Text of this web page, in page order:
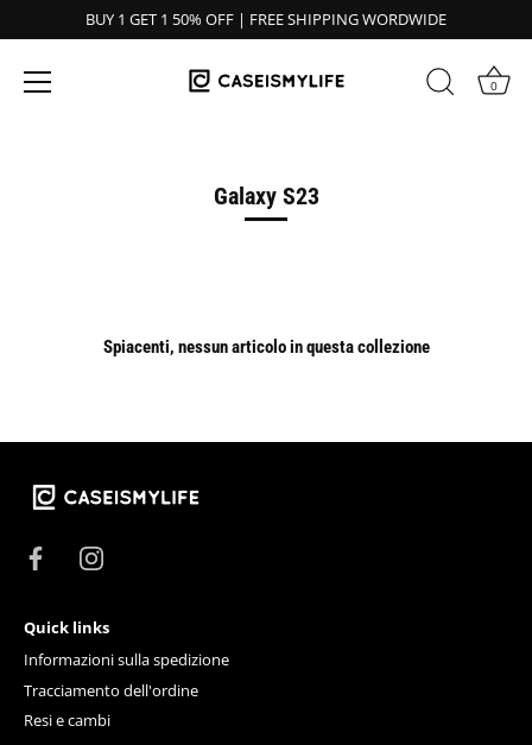
BUY 1 GET 1 50% OFF | FREE SHIPPING WORDWIDE
0
Galaxy S23
Spiacenti, nessun articolo in questa collezione
Quick links
Informazioni sulla spedizione
Tracciamento dell'ordine
Resi e cambi